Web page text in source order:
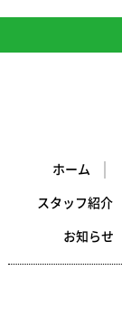
ホーム
スタッフ紹介
お知らせ